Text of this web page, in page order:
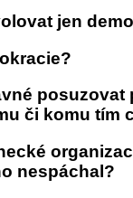
jen
či komu tím
nespáchal?